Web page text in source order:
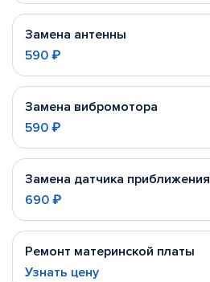
Замена антенны
590 ₽
Замена вибромотора
590 ₽
Замена датчика приближения
690 ₽
Ремонт материнской платы
Узнать цену